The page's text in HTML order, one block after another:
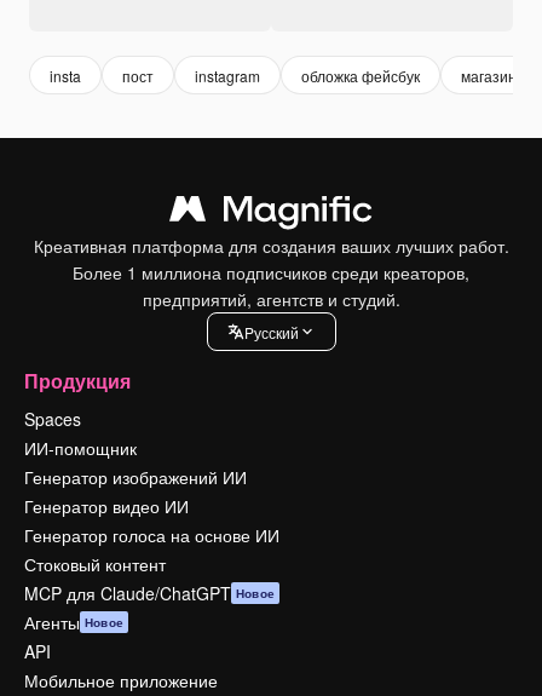
insta пост instagram обложка фейсбук магазин
Креативная платформа для создания ваших лучших работ.
Более 1 миллиона подписчиков среди креаторов,
предприятий, агентств и студий.
Pусский
Продукция
Spaces
ИИ-помощник
Генератор изображений ИИ
Генератор видео ИИ
Генератор голоса на основе ИИ
Стоковый контент
MCP для Claude/ChatGPT Новое
Агенты Новое
API
Мобильное приложение